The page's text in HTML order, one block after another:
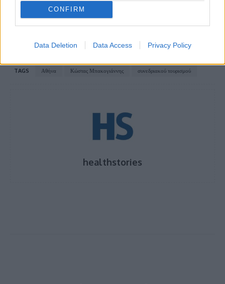
CONFIRM
Data Deletion Data Access Privacy Policy
κουνούπια, σύμφωνα με επιστημονικές
TAGS Αθήνα Κώστας Μπακογιάννης συνεδριακού τουρισμού
healthstories